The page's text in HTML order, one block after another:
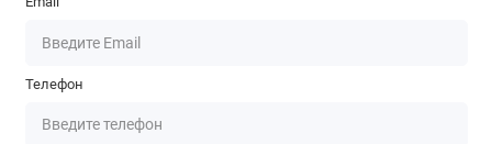
Телефон